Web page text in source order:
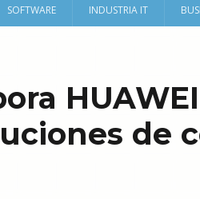
SOFTWARE INDUSTRIA IT
de